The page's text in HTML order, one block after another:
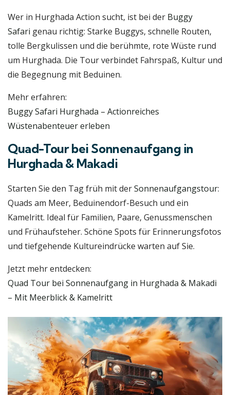
Wer in Hurghada Action sucht, ist bei der Buggy
Safari genau richtig: Starke Buggys, schnelle Routen,
tolle Bergkulissen und die berühmte, rote Wüste rund
um Hurghada. Die Tour verbindet Fahrspaß, Kultur und
die Begegnung mit Beduinen.
Mehr erfahren:
Buggy Safari Hurghada – Actionreiches
Wüstenabenteuer erleben
Quad-Tour bei Sonnenaufgang in
Hurghada & Makadi
Starten Sie den Tag früh mit derSonnenaufgangstour:
Quads am Meer, Beduinendorf-Besuch und ein
Kamelritt. Ideal für Familien, Paare, Genussmenschen
und Frühaufsteher. Schöne Spots für Erinnerungsfotos
und tiefgehende Kultureindrücke warten auf Sie.
Jetzt mehr entdecken:
Quad Tour bei Sonnenaufgang in Hurghada & Makadi
– Mit Meerblick & Kamelritt